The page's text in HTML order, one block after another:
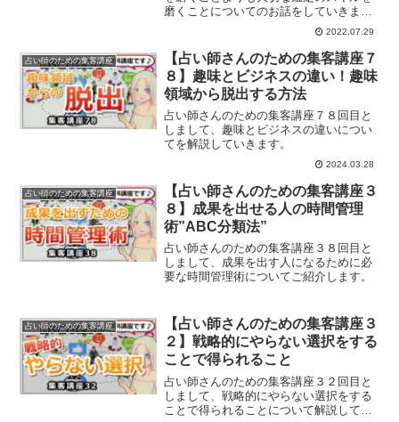
磨くことについてのお話をしていきま
2022.07.29
占い師のための集客講座
【占い師さんのための集客講座７
８】趣味とビジネスの違い！趣味
領域から脱出する方法
占い師さんのための集客講座７８回目と
しまして、趣味とビジネスの違いについ
てを解説していきます。
2024.03.28
占い師のための集客講座
【占い師さんのための集客講座３
８】成果を出せる人の時間管理
術”ABC分類法”
占い師さんのための集客講座３８回目と
しまして、成果を出す人になるために必
要な時間管理術についてご紹介します。
占い師のための集客講座
【占い師さんのための集客講座３
２】戦略的にやらない選択をする
ことで得られること
占い師さんのための集客講座３２回目と
しまして、戦略的にやらない選択をする
ことで得られることについて解説してい